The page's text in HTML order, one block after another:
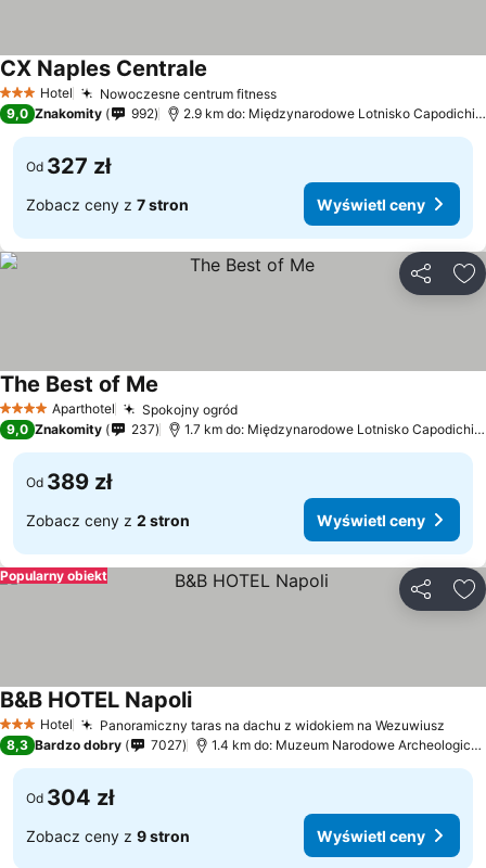
3 Kategoria
Hotel Nowoczesne centrum fitnessWyświetl ceny
CX Naples Centrale
9,0 Znakomity 992 2.9 km do: Międzynarodowe Lotnisko
Od 327 zł
Zobacz ceny z 7 stron Wyświetl ceny
4 KategoriaAparthotel Spokojny ogródWyświetl ceny
The Best of Me
9,0 Znakomity 237 1.7 km do: Międzynarodowe Lotnisko
Od 389 zł
Zobacz ceny z 2 stron Wyświetl ceny
Popularny obiekt
3 Kategoria
Hotel Panoramiczny taras na dachu z widokiem na Wezuwiusz
B&B HOTEL NapoliWyświetl ceny
8,3 Bardzo dobry 7027 1.4 km do: Muzeum Narodowe
Od 304 zł
Zobacz ceny z 9 stron Wyświetl ceny